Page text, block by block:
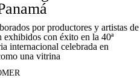
por productores y artistas de
con éxito en la 40ª
internacional celebrada en
una vitrina